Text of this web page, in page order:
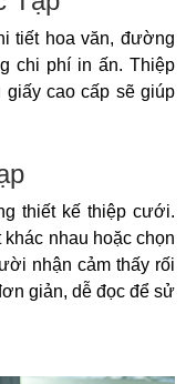
tiết hoa văn, đường
chi phí in ấn. Thiệp
cao cấp sẽ giúp
thiết kế thiệp cưới.
nhau hoặc chọn
nhận cảm thấy rối
giản, dễ đọc để sử